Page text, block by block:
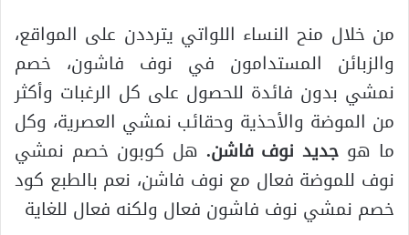
من خلال منح النساء اللواتي يترددن على المواقع،
والزبائن المستدامون في نوف فاشون، خصم
نمشي بدون فائدة للحصول على كل الرغبات وأكثر
من الموضة والأحذية وحقائب نمشي العصرية، وكل
ما هو جديد نوف فاشن. هل كوبون خصم نمشي
نوف للموضة فعال مع نوف فاشن، نعم بالطبع كود
خصم نمشي نوف فاشون فعال ولكنه فعال للغاية